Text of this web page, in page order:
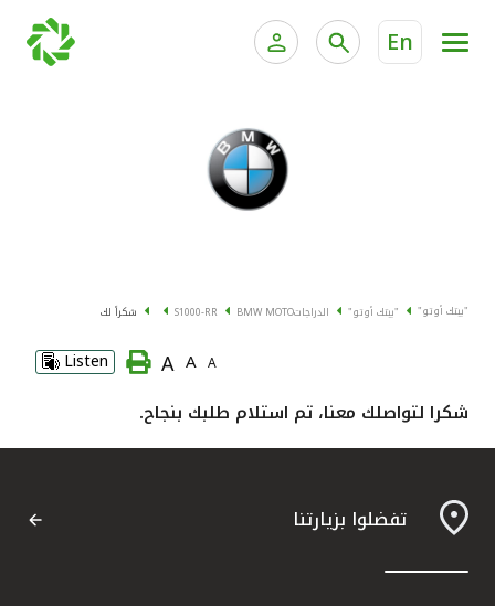
En
الخدمات المصرفية الإلكترونية للأفراد
الخدمات المصرفية الإلكترونية للشركات
مواقع الفروع وأجهزة الصرف الآلي
"بيتك أوتو" "بيتك أوتو" الدراجاتBMW MOTO
S1000-RR شكراً لك
A
A
A
Listen
شكرا لتواصلك معنا، تم استلام طلبك بنجاح.
تفضلوا بزيارتنا